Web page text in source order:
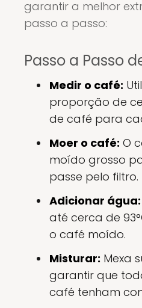
garantir a melhor
passo a passo:
Passo a Passo
Medir o café:
proporção de
de café para
Moer o café: O
moído grosso
passe pelo filtro.
Adicionar água:
até cerca de
o café moído.
Misturar: Mexa
garantir que
café tenham